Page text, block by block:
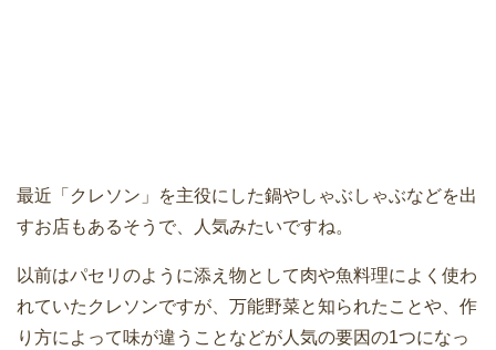
最近「クレソン」を主役にした鍋やしゃぶしゃぶなどを出
すお店もあるそうで、人気みたいですね。
以前はパセリのように添え物として肉や魚料理によく使わ
れていたクレソンですが、万能野菜と知られたことや、作
り方によって味が違うことなどが人気の要因の1つになっ